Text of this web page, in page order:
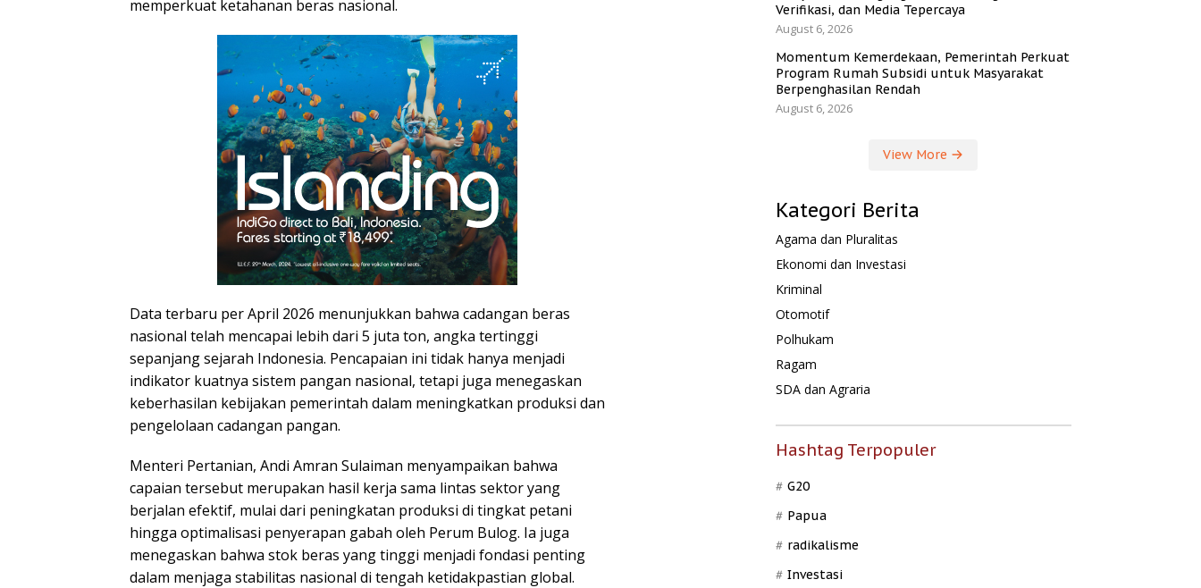
memperkuat ketahanan beras nasional.
Data terbaru per April 2026 menunjukkan bahwa cadangan beras
nasional telah mencapai lebih dari 5 juta ton, angka tertinggi
sepanjang sejarah Indonesia. Pencapaian ini tidak hanya menjadi
indikator kuatnya sistem pangan nasional, tetapi juga menegaskan
keberhasilan kebijakan pemerintah dalam meningkatkan produksi dan
pengelolaan cadangan pangan.
Menteri Pertanian, Andi Amran Sulaiman menyampaikan bahwa
capaian tersebut merupakan hasil kerja sama lintas sektor yang
berjalan efektif, mulai dari peningkatan produksi di tingkat petani
hingga optimalisasi penyerapan gabah oleh Perum Bulog. Ia juga
menegaskan bahwa stok beras yang tinggi menjadi fondasi penting
dalam menjaga stabilitas nasional di tengah ketidakpastian global.
Verifikasi, dan Media Tepercaya
August 6, 2026
Momentum Kemerdekaan, Pemerintah Perkuat
Program Rumah Subsidi untuk Masyarakat
Berpenghasilan Rendah
August 6, 2026
View More
Kategori Berita
Agama dan Pluralitas
Ekonomi dan Investasi
Kriminal
Otomotif
Polhukam
Ragam
SDA dan Agraria
Hashtag Terpopuler
G20
Papua
radikalisme
Investasi